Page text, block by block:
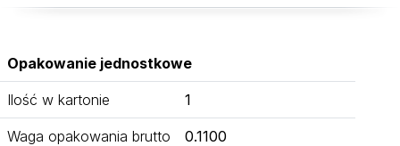
Opakowanie jednostkowe
Ilość w kartonie 1
Waga opakowania brutto 0.1100